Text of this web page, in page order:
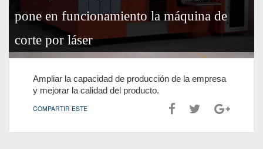
pone en funcionamiento la máquina de
corte por láser
Ampliar la capacidad de producción de la empresa
y mejorar la calidad del producto.
COMPARTIR ESTE